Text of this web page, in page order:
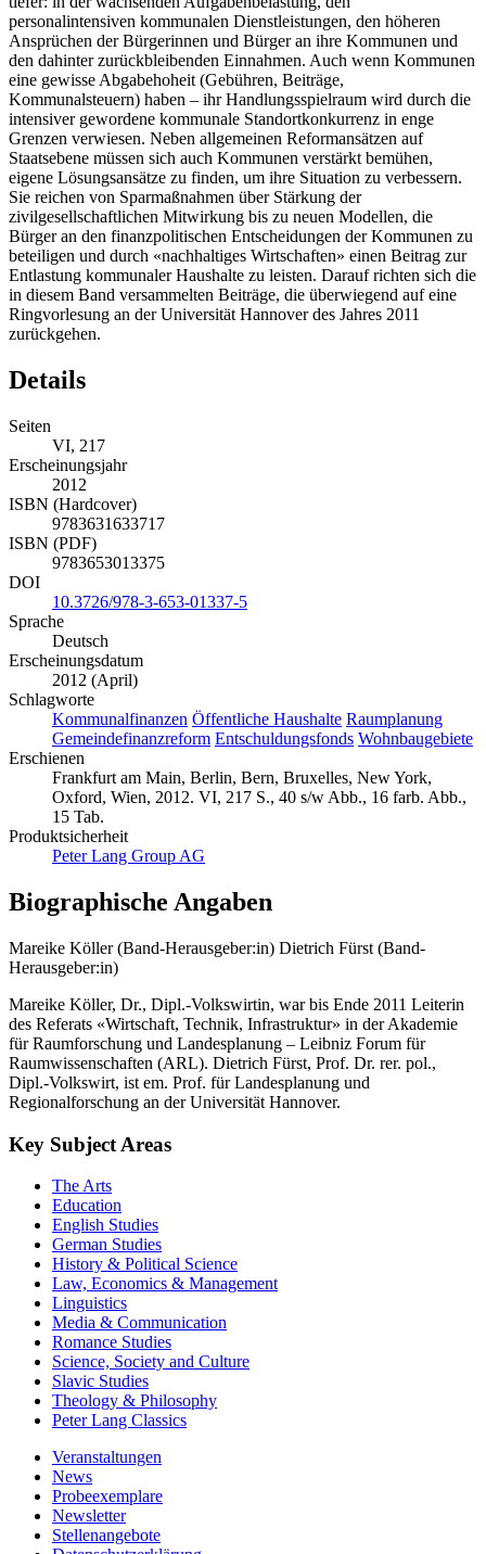
personalintensiven kommunalen Dienstleistungen, den höheren
Ansprüchen der Bürgerinnen und Bürger an ihre Kommunen und
den dahinter zurückbleibenden Einnahmen. Auch wenn Kommunen
eine gewisse Abgabehoheit (Gebühren, Beiträge,
Kommunalsteuern) haben – ihr Handlungsspielraum wird durch die
intensiver gewordene kommunale Standortkonkurrenz in enge
Grenzen verwiesen. Neben allgemeinen Reformansätzen auf
Staatsebene müssen sich auch Kommunen verstärkt bemühen,
eigene Lösungsansätze zu finden, um ihre Situation zu verbessern.
Sie reichen von Sparmaßnahmen über Stärkung der
zivilgesellschaftlichen Mitwirkung bis zu neuen Modellen, die
Bürger an den finanzpolitischen Entscheidungen der Kommunen zu
beteiligen und durch «nachhaltiges Wirtschaften» einen Beitrag zur
Entlastung kommunaler Haushalte zu leisten. Darauf richten sich die
in diesem Band versammelten Beiträge, die überwiegend auf eine
Ringvorlesung an der Universität Hannover des Jahres 2011
zurückgehen.
Details
Seiten
VI, 217
Erscheinungsjahr
2012
ISBN (Hardcover)
9783631633717
ISBN (PDF)
9783653013375
DOI
10.3726/978-3-653-01337-5
Sprache
Deutsch
Erscheinungsdatum
2012 (April)
Schlagworte
Kommunalfinanzen Öffentliche Haushalte Raumplanung
Gemeindefinanzreform Entschuldungsfonds Wohnbaugebiete
Erschienen
Frankfurt am Main, Berlin, Bern, Bruxelles, New York,
Oxford, Wien, 2012. VI, 217 S., 40 s/w Abb., 16 farb. Abb.,
15 Tab.
Produktsicherheit
Peter Lang Group AG
Biographische Angaben
Mareike Köller (Band-Herausgeber:in) Dietrich Fürst (Band-
Herausgeber:in)
Mareike Köller, Dr., Dipl.-Volkswirtin, war bis Ende 2011 Leiterin
des Referats «Wirtschaft, Technik, Infrastruktur» in der Akademie
für Raumforschung und Landesplanung – Leibniz Forum für
Raumwissenschaften (ARL). Dietrich Fürst, Prof. Dr. rer. pol.,
Dipl.-Volkswirt, ist em. Prof. für Landesplanung und
Regionalforschung an der Universität Hannover.
Key Subject Areas
The Arts
Education
English Studies
German Studies
History & Political Science
Law, Economics & Management
Linguistics
Media & Communication
Romance Studies
Science, Society and Culture
Slavic Studies
Theology & Philosophy
Peter Lang Classics
Veranstaltungen
News
Probeexemplare
Newsletter
Stellenangebote